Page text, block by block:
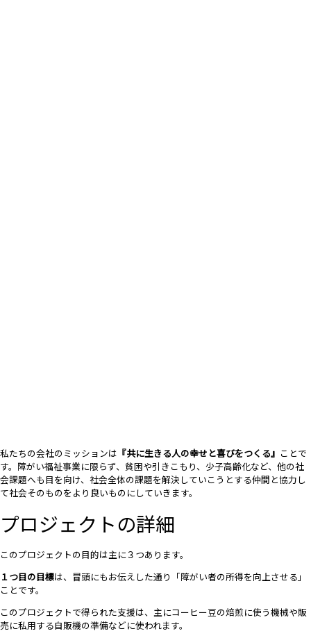
私たちの会社のミッションは 『共に生きる人の幸せと喜びをつくる』 ことで
す。障がい福祉事業に限らず、貧困や引きこもり、少子高齢化など、他の社
会課題へも目を向け、社会全体の課題を解決していこうとする仲間と協力し
て社会そのものをより良いものにしていきます。
プロジェクトの詳細
このプロジェクトの目的は主に３つあります。
１つ目の目標は、冒頭にもお伝えした通り「障がい者の所得を向上させる」
ことです。
このプロジェクトで得られた支援は、主にコーヒー豆の焙煎に使う機械や販
売に私用する自販機の準備などに使われます。